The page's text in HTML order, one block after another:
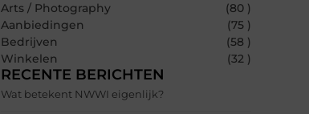
Arts / Photography
(80 )
Aanbiedingen
(75 )
Bedrijven
(58 )
Winkelen
(32 )
RECENTE BERICHTEN
Wat betekent NWWI eigenlijk?